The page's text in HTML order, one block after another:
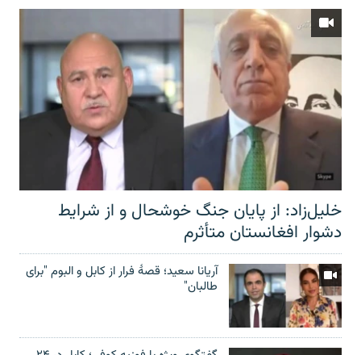
خلیل‌زاد: از پایان جنگ خوشحال و از شرایط
دشوار افغانستان متأثرم
آریانا سعید؛ قصۀ فرار از کابل و البوم "برای
طالبان"